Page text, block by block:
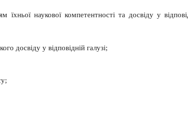
наукової компетентності та досвіду у
досвіду у відповідній галузі;